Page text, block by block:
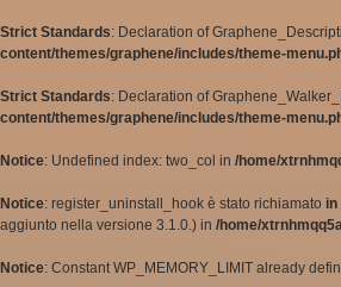
Strict Standards: Declaration of
content/themes/graphene/includes/theme-
Strict Standards: Declaration of
content/themes/graphene/includes/theme-
Notice: Undefined index: two_col in /home/
Notice: register_uninstall_hook è stato richiamato
aggiunto nella versione 3.1.0.) in /home/
Notice: Constant WP_MEMORY_LIMIT already